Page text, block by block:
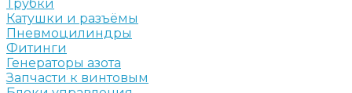
Трубки
Катушки и разъёмы
Пневмоцилиндры
Фитинги
Генераторы азота
Запчасти к винтовым